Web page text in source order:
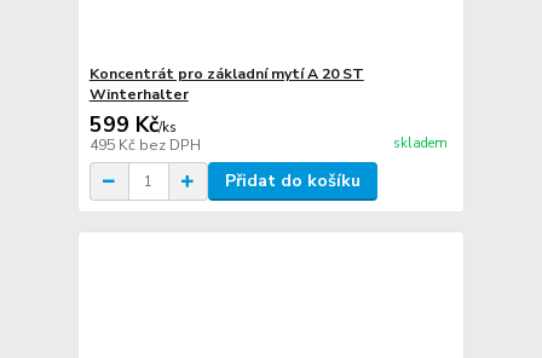
Koncentrát pro základní mytí A 20 ST
Winterhalter
599 Kč/ks
495 Kč bez DPH skladem
Přidat do košíku